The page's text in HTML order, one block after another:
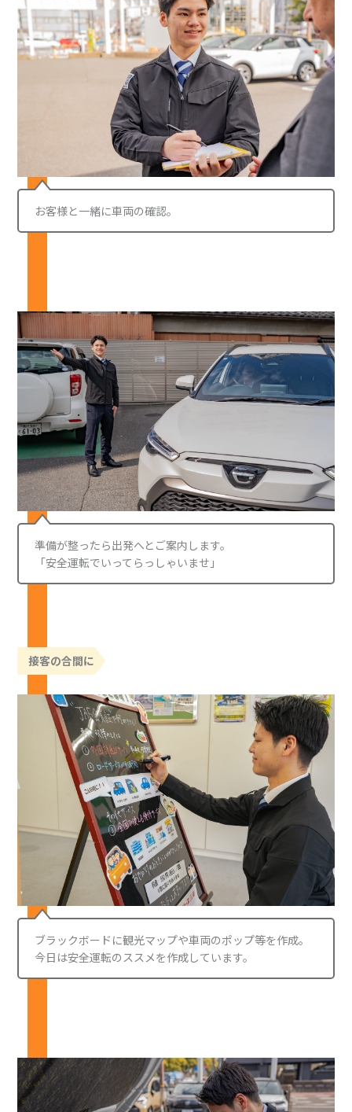
お客様と一緒に車両の確認。
準備が整ったら出発へとご案内します。
「安全運転でいってらっしゃいませ」
接客の合間に
ブラックボードに観光マップや車両のポップ等を作成。
今日は安全運転のススメを作成しています。